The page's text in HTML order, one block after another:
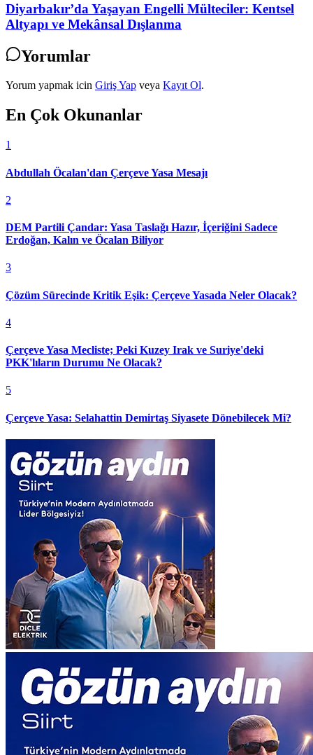
Diyarbakır’da Yaşayan Engelli Mülteciler: Kentsel
Altyapı ve Mekânsal Dışlanma
Yorumlar
Yorum yapmak icin Giriş Yap veya Kayıt Ol.
En Çok Okunanlar
1
Abdullah Öcalan'dan Çerçeve Yasa Mesajı
2
DEM Partili Çandar: Yasa Taslağı Hazır, İçeriğini Sadece
Erdoğan, Kalın ve Öcalan Biliyor
3
Çözüm Sürecinde Kritik Eşik: Çerçeve Yasada Neler Olacak?
4
Çerçeve Yasa Mecliste; Peki Kuzey Irak ve Suriye'deki
PKK'lıların Durumu Ne Olacak?
5
Çerçeve Yasa: Selahattin Demirtaş Siyasete Dönebilecek Mi?